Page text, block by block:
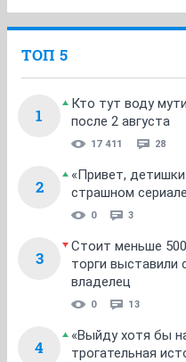
ТОП 5
1
Кто тут воду
после 2 августа
17 411 28
2
«Привет,
страшном
0 3
3
Стоит меньше
торги выставили
владелец
0 13
4
«Выйду хотя бы
трогательная